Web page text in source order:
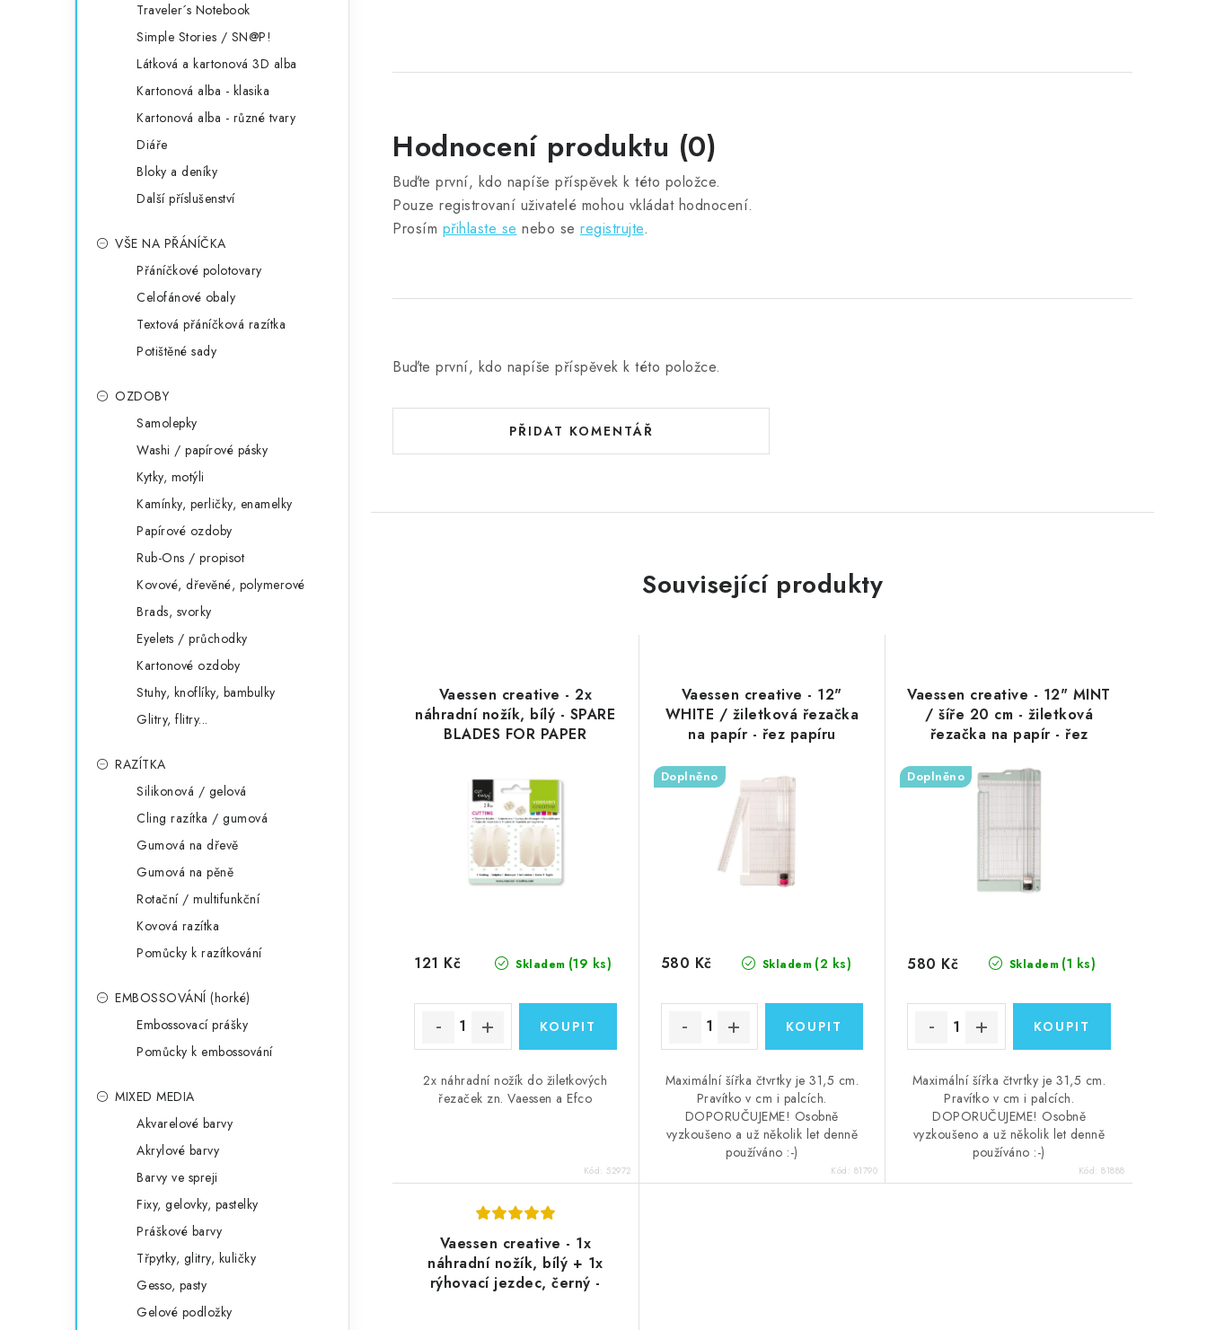
Traveler´s Notebook
Simple Stories / SN@P!
Látková a kartonová 3D alba
Kartonová alba - klasika
Kartonová alba - různé tvary
Diáře
Bloky a deníky
Další příslušenství
VŠE NA PŘÁNÍČKA
Přáníčkové polotovary
Celofánové obaly
Textová přáníčková razítka
Potištěné sady
OZDOBY
Samolepky
Washi / papírové pásky
Kytky, motýli
Kamínky, perličky, enamelky
Papírové ozdoby
Rub-Ons / propisot
Kovové, dřevěné, polymerové
Brads, svorky
Eyelets / průchodky
Kartonové ozdoby
Stuhy, knoflíky, bambulky
Glitry, flitry...
RAZÍTKA
Silikonová / gelová
Cling razítka / gumová
Gumová na dřevě
Gumová na pěně
Rotační / multifunkční
Kovová razítka
Pomůcky k razítkování
EMBOSSOVÁNÍ (horké)
Embossovací prášky
Pomůcky k embossování
MIXED MEDIA
Akvarelové barvy
Akrylové barvy
Barvy ve spreji
Fixy, gelovky, pastelky
Práškové barvy
Třpytky, glitry, kuličky
Gesso, pasty
Gelové podložky
Hodnocení produktu (0)
Buďte první, kdo napíše příspěvek k této položce.
Pouze registrovaní uživatelé mohou vkládat hodnocení.
Prosím přihlaste se nebo se registrujte.
Buďte první, kdo napíše příspěvek k této položce.
PŘIDAT KOMENTÁŘ
Související produkty
Vaessen creative - 2x
náhradní nožík, bílý - SPARE
BLADES FOR PAPER
Skladem (19 ks)
121 Kč
2x náhradní nožík do žiletkových
řezaček zn. Vaessen a Efco
Kód:52972
Vaessen creative - 12"
WHITE / žiletková řezačka
na papír - řez papíru
Doplněno
Skladem (2 ks)
580 Kč
Maximální šířka čtvrtky je 31,5 cm.
Pravítko v cm i palcích.
DOPORUČUJEME! Osobně
vyzkoušeno a už několik let denně
používáno :-)
Kód: 81790
Vaessen creative - 12" MINT
/ šíře 20 cm - žiletková
řezačka na papír - řez
Doplněno
Skladem (1 ks)
580 Kč
Maximální šířka čtvrtky je 31,5 cm.
Pravítko v cm i palcích.
DOPORUČUJEME! Osobně
vyzkoušeno a už několik let denně
používáno :-)
Kód:81888
Vaessen creative - 1x
náhradní nožík, bílý + 1x
rýhovací jezdec, černý -